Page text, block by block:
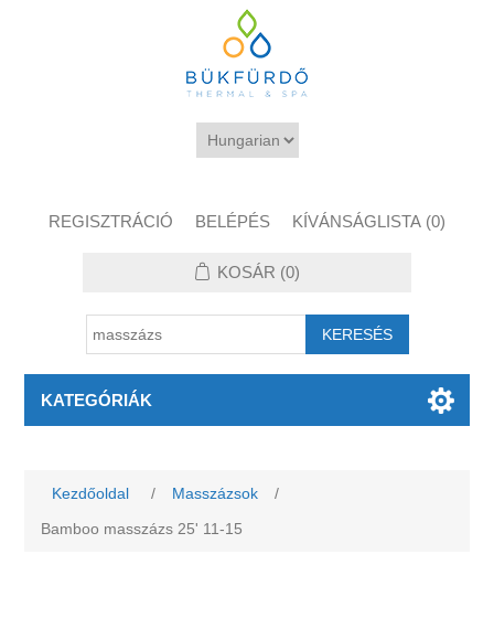
REGISZTRÁCIÓ BELÉPÉS KÍVÁNSÁGLISTA (0)
KOSÁR (0)
KATEGÓRIÁK
Kezdőoldal / Masszázsok
/
Bamboo masszázs 25' 11-15